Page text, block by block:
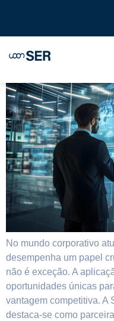
Mercado de
No mundo corporativo
desempenha um papel
não é exceção. A
oportunidades únicas
vantagem competitiva. A
destaca-se como